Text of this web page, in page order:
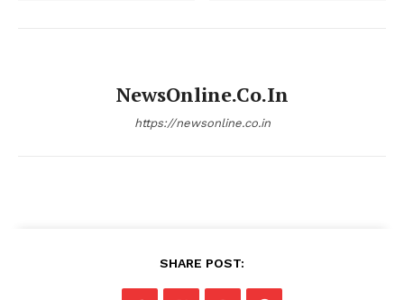
NewsOnline.co.in
https://newsonline.co.in
SHARE POST: